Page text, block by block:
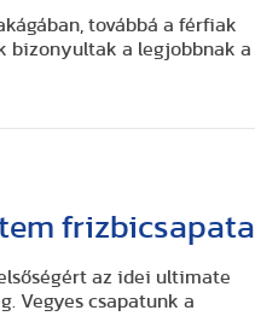
továbbá a férfiak
bizonyultak a legjobbnak a
frizbicsapata
az idei ultimate
Vegyes csapatunk a